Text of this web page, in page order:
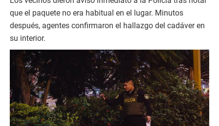
que el paquete no era habitual en el lugar. Minutos
después, agentes confirmaron el hallazgo del cadáver en
su interior.